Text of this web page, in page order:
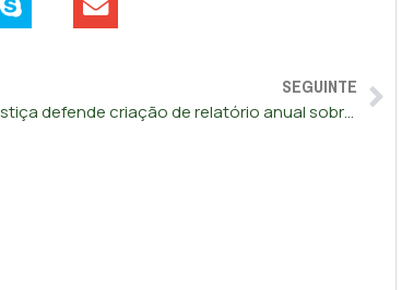
SEGUINTE
Provedora de Justiça defende criação de relatório anual sobre corrupção